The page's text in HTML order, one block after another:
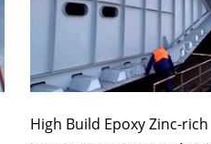
High Build Epoxy Zinc-rich